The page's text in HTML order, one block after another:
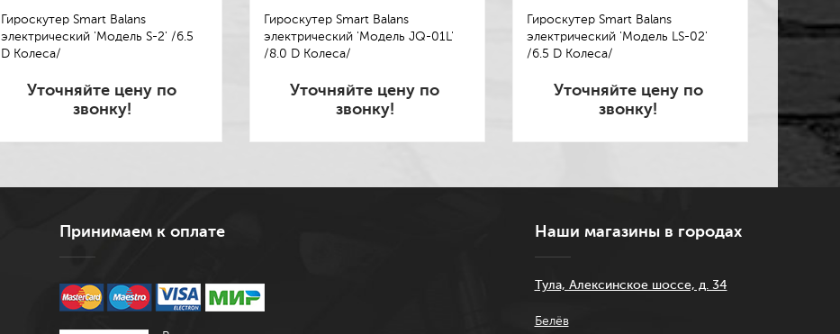
Гироскутер Smart Balans
электрический 'Модель S-2' /6.5
D Колеса/
Уточняйте цену по
звонку!
Гироскутер Smart Balans
электрический 'Модель JQ-01L'
/8.0 D Колеса/
Уточняйте цену по
звонку!
Гироскутер Smart Balans
электрический 'Модель LS-02'
/6.5 D Колеса/
Уточняйте цену по
звонку!
Принимаем к оплате Наши магазины в городах
Тула, Алексинское шоссе, д. 34
Белёв